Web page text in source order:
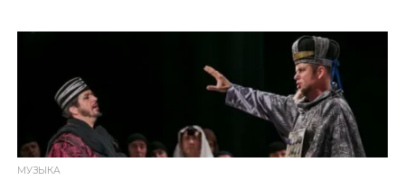
МУЗЫКА